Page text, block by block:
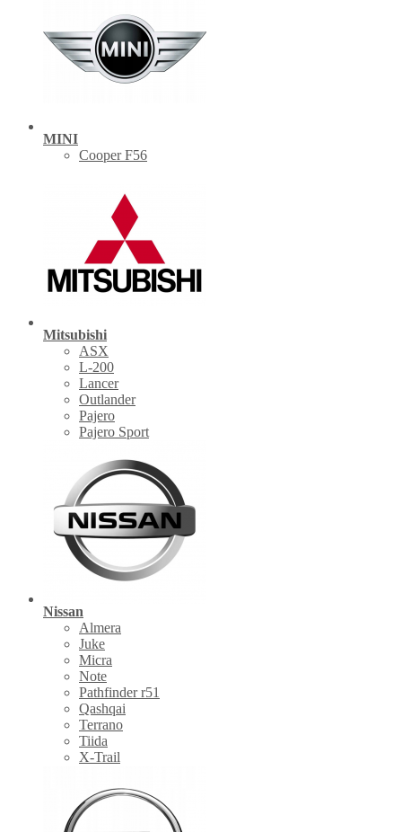
MINI
Cooper F56
Mitsubishi
ASX
L-200
Lancer
Outlander
Pajero
Pajero Sport
Nissan
Almera
Juke
Micra
Note
Pathfinder r51
Qashqai
Terrano
Tiida
X-Trail